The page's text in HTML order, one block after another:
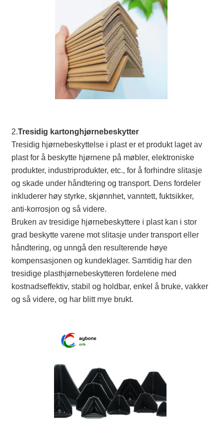
2.Tresidig kartonghjørnebeskytter
Tresidig hjørnebeskyttelse i plast er et produkt laget av
plast for å beskytte hjørnene på møbler, elektroniske
produkter, industriprodukter, etc., for å forhindre slitasje
og skade under håndtering og transport. Dens fordeler
inkluderer høy styrke, skjønnhet, vanntett, fuktsikker,
anti-korrosjon og så videre.
Bruken av tresidige hjørnebeskyttere i plast kan i stor
grad beskytte varene mot slitasje under transport eller
håndtering, og unngå den resulterende høye
kompensasjonen og kundeklager. Samtidig har den
tresidige plasthjørnebeskytteren fordelene med
kostnadseffektiv, stabil og holdbar, enkel å bruke, vakker
og så videre, og har blitt mye brukt.